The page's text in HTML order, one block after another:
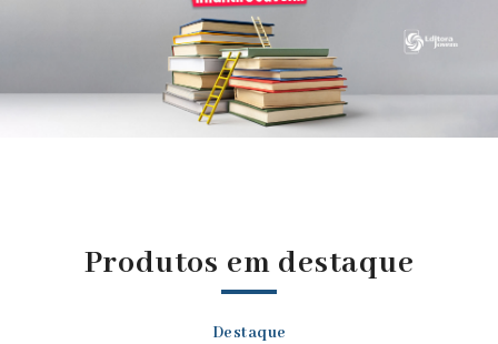
Produtos em destaque
Destaque